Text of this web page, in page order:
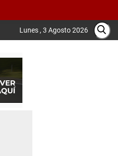
Lunes , 3 Agosto 2026